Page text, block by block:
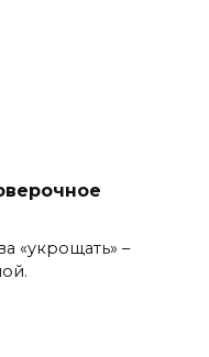
«укрощать» –